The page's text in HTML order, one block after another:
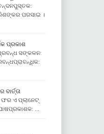
ପରସାଇ ।
ପ୍ରକାଶ
ସଙ୍କଳନ:
ଫର ଏ ପ୍ଲାନେଟ୍
…